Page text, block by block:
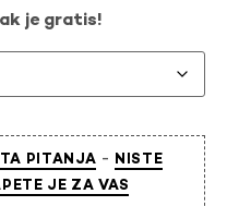
je gratis!
PITANJA - NISTE
JE ZA VAS